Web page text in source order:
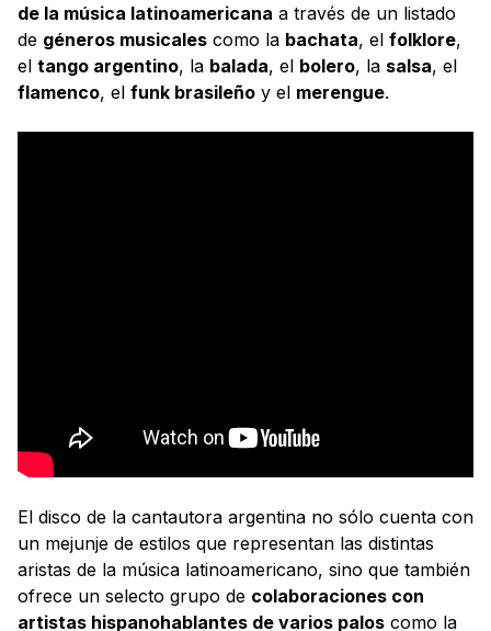
de la música latinoamericana a través de un listado
de géneros musicales como la bachata, el folklore,
el tango argentino, la balada, el bolero, la salsa, el
flamenco, el funk brasileño y el merengue.
El disco de la cantautora argentina no sólo cuenta con
un mejunje de estilos que representan las distintas
aristas de la música latinoamericano, sino que también
ofrece un selecto grupo de colaboraciones con
artistas hispanohablantes de varios palos como la